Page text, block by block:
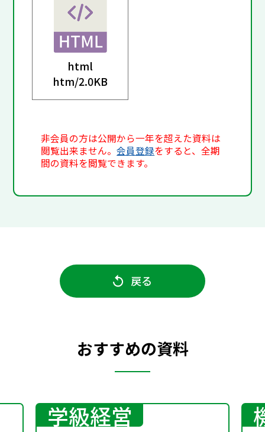
html
htm/2.0KB
非会員の方は公開から一年を超えた資料は
閲覧出来ません。会員登録をすると、全期
間の資料を閲覧できます。
戻る
おすすめの資料
学級経営